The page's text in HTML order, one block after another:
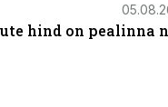
hind on pealinna